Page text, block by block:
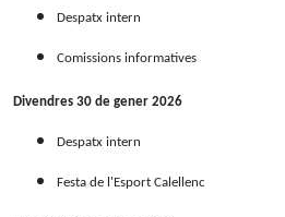
Despatx intern
Comissions informatives
Divendres 30 de gener 2026
Despatx intern
Festa de l'Esport Calellenc